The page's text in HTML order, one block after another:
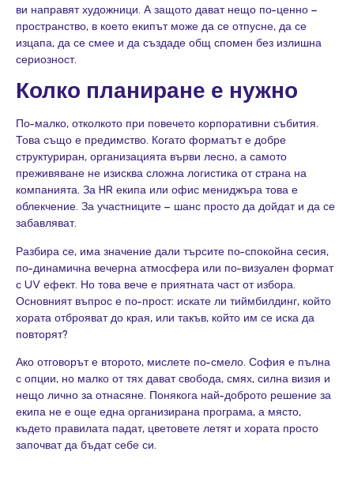
ви направят художници. А защото дават нещо по-ценно –
пространство, в което екипът може да се отпусне, да се
изцапа, да се смее и да създаде общ спомен без излишна
сериозност.
Колко планиране е нужно
По-малко, отколкото при повечето корпоративни събития.
Това също е предимство. Когато форматът е добре
структуриран, организацията върви лесно, а самото
преживяване не изисква сложна логистика от страна на
компанията. За HR екипа или офис мениджъра това е
облекчение. За участниците – шанс просто да дойдат и да се
забавляват.
Разбира се, има значение дали търсите по-спокойна сесия,
по-динамична вечерна атмосфера или по-визуален формат
с UV ефект. Но това вече е приятната част от избора.
Основният въпрос е по-прост: искате ли тиймбилдинг, който
хората отброяват до края, или такъв, който им се иска да
повторят?
Ако отговорът е второто, мислете по-смело. София е пълна
с опции, но малко от тях дават свобода, смях, силна визия и
нещо лично за отнасяне. Понякога най-доброто решение за
екипа не е още една организирана програма, а място,
където правилата падат, цветовете летят и хората просто
започват да бъдат себе си.